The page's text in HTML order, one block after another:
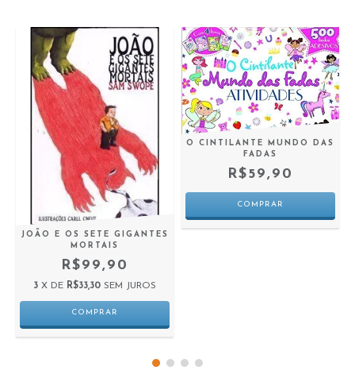
JOÃO E OS SETE GIGANTES
MORTAIS
R$99,90
3 X DE R$33,30 SEM JUROS
O CINTILANTE MUNDO DAS
FADAS
R$59,90